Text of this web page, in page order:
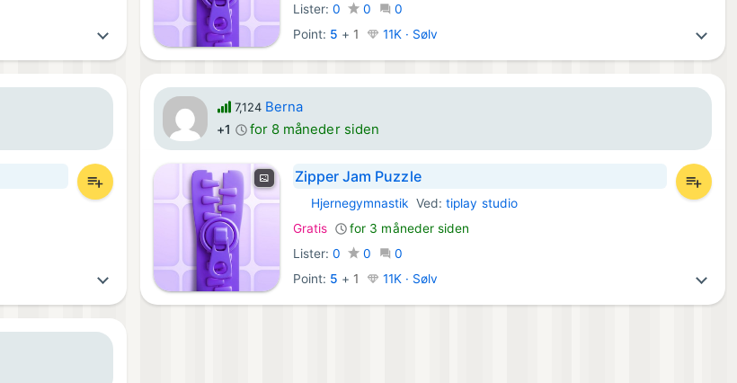
Lister:0 0
0
Point: 5 + 1 11K · Sølv
7,124 Berna
+1 for 8 måneder siden
Zipper Jam Puzzle
iOS Spil:
Hjernegymnastik Ved:tiplay studio
Gratis
for 3 måneder siden
Lister:0 0
0
Point: 5 + 1 11K · Sølv